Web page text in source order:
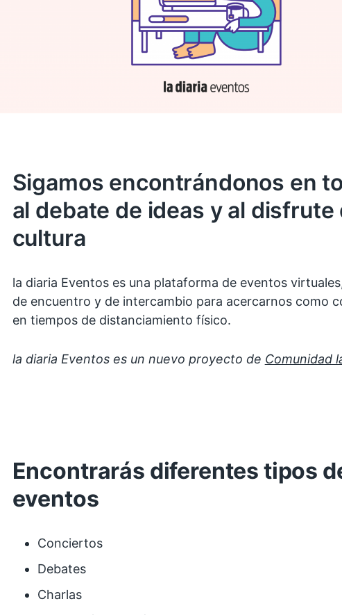
Sigamos encontrándonos en
al debate de ideas y al disfrute
cultura
la diaria Eventos es una plataforma de eventos
de encuentro y de intercambio para acercarnos como
en tiempos de distanciamiento físico.
la diaria Eventos es un nuevo proyecto de Comunidad
Encontrarás diferentes tipos
eventos
Conciertos
Debates
Charlas